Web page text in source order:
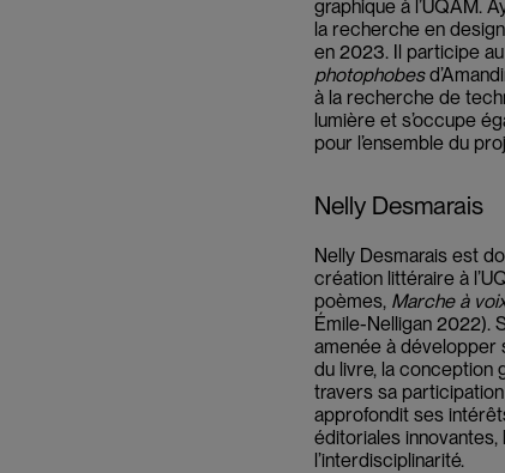
graphique à l’UQAM.
la recherche en
en 2023. Il participe
photophobes
à la recherche de
lumière et s’occupe
pour l’ensemble du
Nelly Desmarais
Nelly Desmarais est
création littéraire à
poèmes, Marche à
Émile-Nelligan 2022).
amenée à développer
du livre, la conception
travers sa
approfondit ses
éditoriales innovantes,
l’interdisciplinarité.